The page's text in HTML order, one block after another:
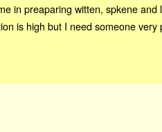
in preaparing witten, spkene
is high but I need someone